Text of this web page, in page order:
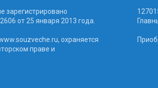
зарегистрировано
от 25 января 2013 года.
охраняется
праве и